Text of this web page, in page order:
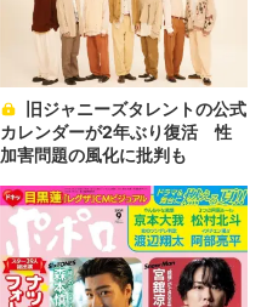
カレンダーが2年ぶり復活 性
加害問題の風化に批判も